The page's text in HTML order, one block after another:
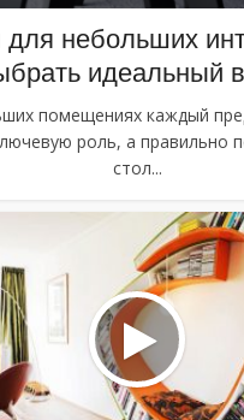
небольших
идеальный
помещениях каждый
роль, а правильно
стол...